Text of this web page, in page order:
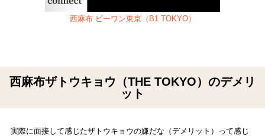
西麻布 ビーワン東京（B1 TOKYO）
西麻布ザトウキョウ（THE TOKYO）のデメリ
ット
実際に面接して感じたザトウキョウの嫌だな（デメリット）って感じ